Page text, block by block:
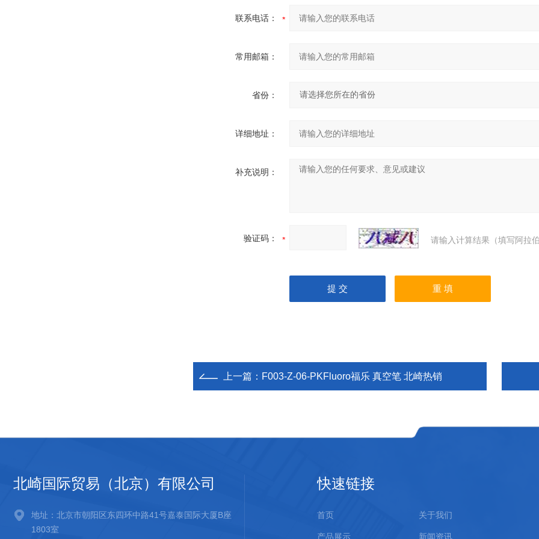
联系电话：
常用邮箱：
省份：
详细地址：
补充说明：
验证码： 请输入计算结果（填写阿拉
上一篇： F003-Z-06-PKFluoro福乐 真空笔 北崎热销
北崎国际贸易（北京）有限公司
地址：北京市朝阳区东四环中路41号嘉泰国际大厦B座
1803室
快速链接
首页 关于我们
产品展示 新闻资讯